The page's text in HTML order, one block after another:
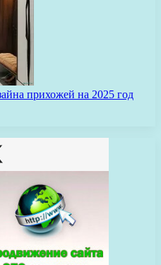
прихожей на 2025 год